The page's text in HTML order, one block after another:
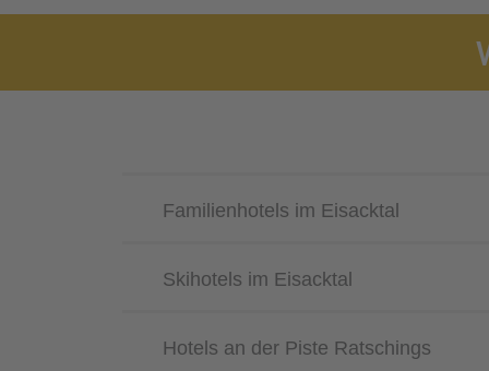
Familienhotels im Eisacktal
Skihotels im Eisacktal
Hotels an der Piste Ratschings